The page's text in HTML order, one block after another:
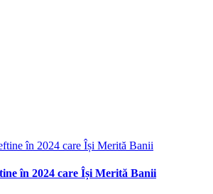
în 2024 care Își Merită Banii